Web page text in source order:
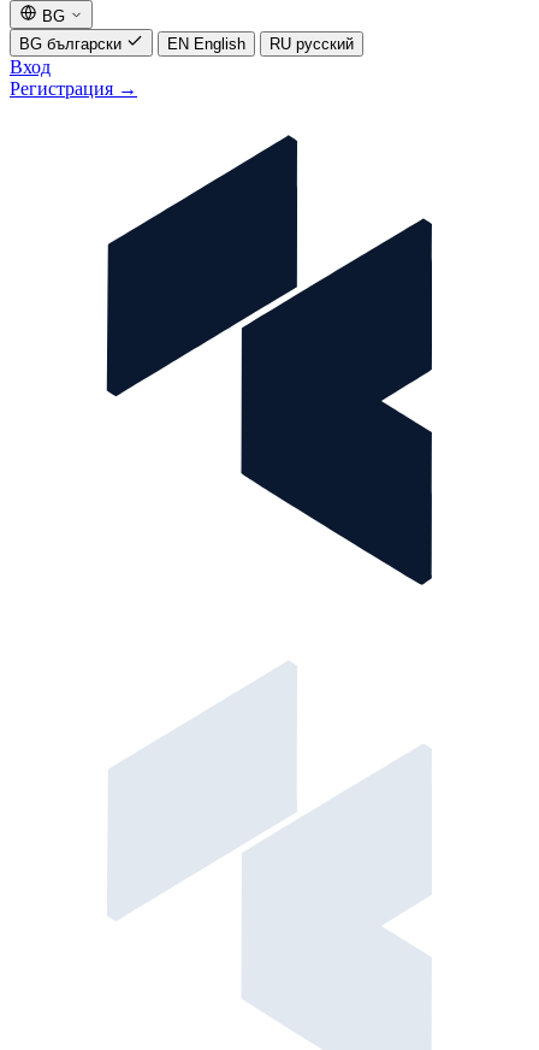
BG
BG български EN English RU русский
Вход
Регистрация →